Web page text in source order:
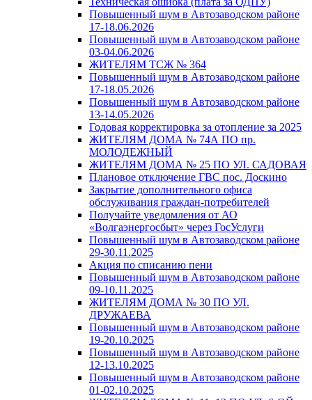
Повышенный шум в Автозаводском районе
17-18.06.2026
Повышенный шум в Автозаводском районе
03-04.06.2026
ЖИТЕЛЯМ ТСЖ № 364
Повышенный шум в Автозаводском районе
17-18.05.2026
Повышенный шум в Автозаводском районе
13-14.05.2026
Годовая корректировка за отопление за 2025
ЖИТЕЛЯМ ДОМА № 74А ПО пр.
МОЛОДЕЖНЫЙ
ЖИТЕЛЯМ ДОМА № 25 ПО УЛ. САДОВАЯ
Плановое отключение ГВС пос. Доскино
Закрытие дополнительного офиса
обслуживания граждан-потребителей
Получайте уведомления от АО
«Волгаэнергосбыт» через ГосУслуги
Повышенный шум в Автозаводском районе
29-30.11.2025
Акция по списанию пени
Повышенный шум в Автозаводском районе
09-10.11.2025
ЖИТЕЛЯМ ДОМА № 30 ПО УЛ.
ДРУЖАЕВА
Повышенный шум в Автозаводском районе
19-20.10.2025
Повышенный шум в Автозаводском районе
12-13.10.2025
Повышенный шум в Автозаводском районе
01-02.10.2025